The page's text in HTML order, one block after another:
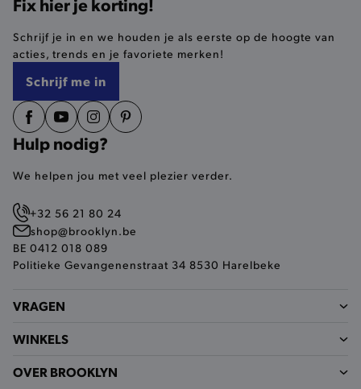
Fix hier je korting!
Schrijf je in en we houden je als eerste op de hoogte van
acties, trends en je favoriete merken!
Schrijf me in
Hulp nodig?
We helpen jou met veel plezier verder.
+32 56 21 80 24
shop@brooklyn.be
BE 0412 018 089
Politieke Gevangenenstraat 34 8530 Harelbeke
VRAGEN
WINKELS
OVER BROOKLYN
selected-val
pickupStoreVal